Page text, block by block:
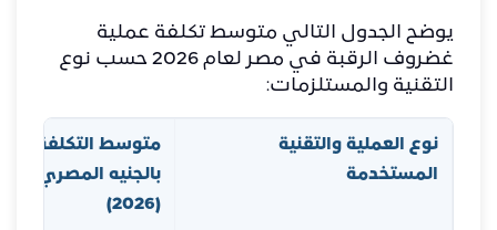
​يوضح الجدول التالي متوسط تكلفة عملية
غضروف الرقبة في مصر لعام 2026 حسب نوع
التقنية والمستلزمات:
نوع العملية والتقنية
المستخدمة
متوسط التكلفة
بالجنيه المصري
(2026)